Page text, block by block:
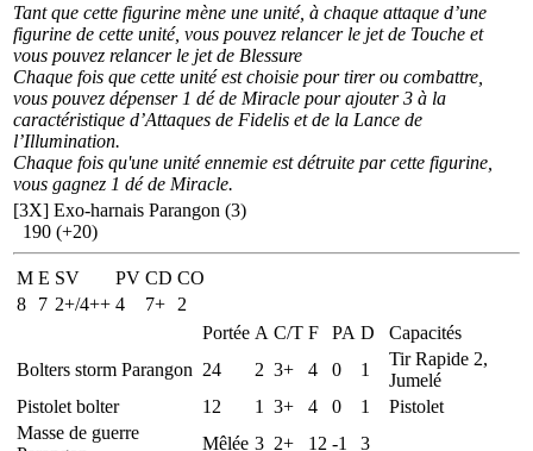
Tant que cette figurine mène une unité, à chaque attaque d’une
figurine de cette unité, vous pouvez relancer le jet de Touche et
vous pouvez relancer le jet de Blessure
Chaque fois que cette unité est choisie pour tirer ou combattre,
vous pouvez dépenser 1 dé de Miracle pour ajouter 3 à la
caractéristique d’Attaques de Fidelis et de la Lance de
l’Illumination.
Chaque fois qu'une unité ennemie est détruite par cette figurine,
vous gagnez 1 dé de Miracle.
[3X] Exo-harnais Parangon (3)
190 (+20)
M E SV PV CD CO
8
7 2+/4++ 4 7+
2
Portée A C/T F PA D
Capacités
Bolters storm Parangon 24 2 3+ 4 0 1
Tir Rapide 2,
Jumelé
Pistolet bolter
12 1 3+ 4 0 1
Pistolet
Masse de guerre
Mêlée 3 2+ 12 -1
3